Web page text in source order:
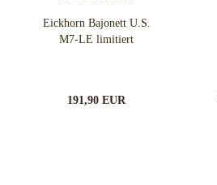
Eickhorn Bajonett U.S.
M7-LE limitiert
191,90 EUR